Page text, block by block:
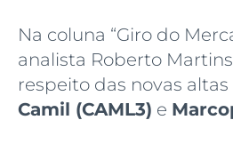
Na coluna “Giro do
analista Roberto
respeito das novas altas
Camil (CAML3) e